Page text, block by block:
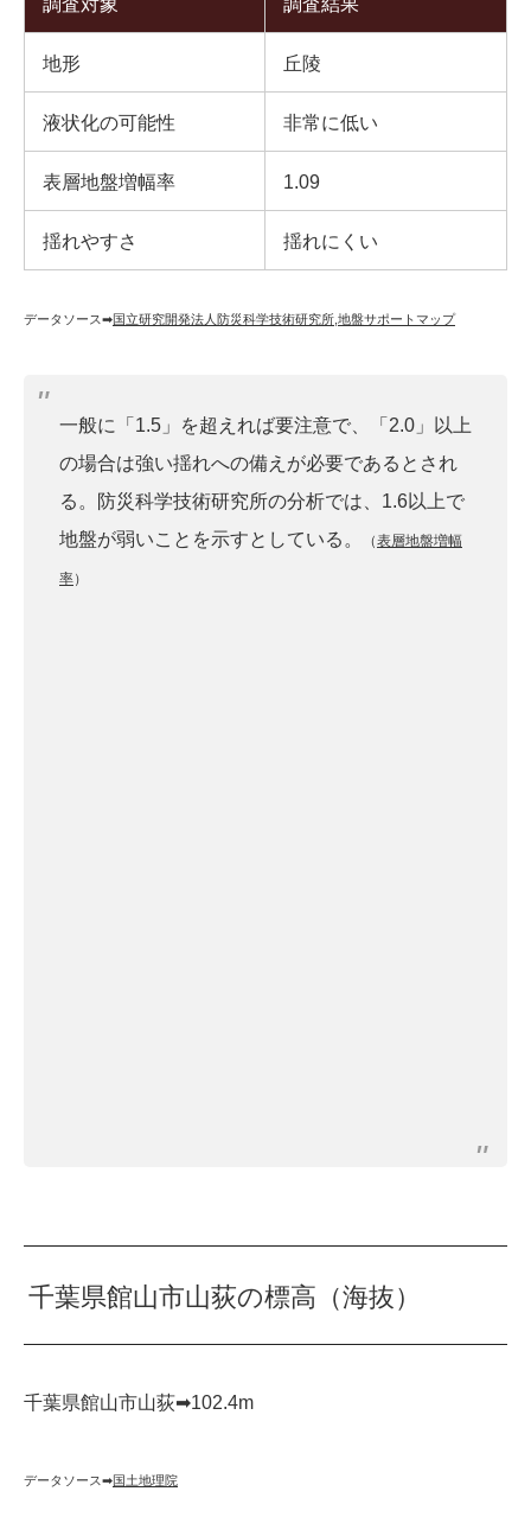
調査対象 調査結果
地形 丘陵
液状化の可能性 非常に低い
表層地盤増幅率 1.09
揺れやすさ 揺れにくい
データソース➡︎国立研究開発法人防災科学技術研究所 地盤サポートマップ
一般に「1.5」を超えれば要注意で、「2.0」以上
の場合は強い揺れへの備えが必要であるとされ
る。防災科学技術研究所の分析では、1.6以上で
地盤が弱いことを示すとしている。
（表層地盤増幅
率）
千葉県館山市山荻の標高（海抜）
千葉県館山市山荻➡︎102.4m
データソース➡︎国土地理院